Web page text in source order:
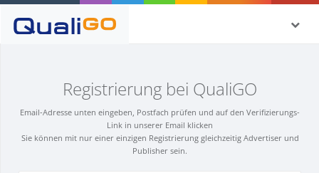
Registrierung bei QualiGO
Email-Adresse unten eingeben, Postfach prüfen und auf den Verifizierungs-
Link in unserer Email klicken
Sie können mit nur einer einzigen Registrierung gleichzeitig Advertiser und
Publisher sein.